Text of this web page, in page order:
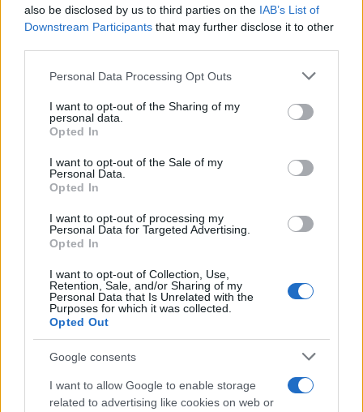
also be disclosed by us to third parties on the IAB’s List of
Downstream Participants that may further disclose it to other
Please note that this website/app uses one or more Google
not limited to your visit or usage behaviour. You may click to
grant or deny consent to Google and its third-party tags to
use your data for below specified purposes in below Google
consent section.
Personal Data Processing Opt Outs
I want to opt-out of the Sharing of my
personal data.
Opted In
I want to opt-out of the Sale of my
Personal Data.
Opted In
I want to opt-out of processing my
Personal Data for Targeted Advertising.
Opted In
I want to opt-out of Collection, Use,
Retention, Sale, and/or Sharing of my
Personal Data that Is Unrelated with the
Purposes for which it was collected.
Opted Out
Google consents
I want to allow Google to enable storage
related to advertising like cookies on web or
NEWS
Valle d’Aosta: polemiche tra sindacato e istituzioni per
Edoardo Marchesi · 5 Ago 2026
NEWS